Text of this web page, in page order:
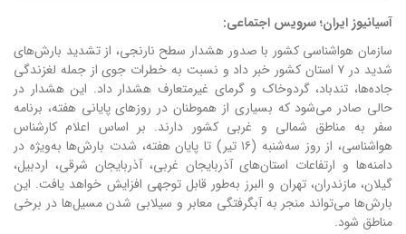
آسیانیوز ایران؛ سرویس اجتماعی:
سازمان هواشناسی کشور با صدور هشدار سطح نارنجی، از تشدید بارش‌های
شدید در ۷ استان کشور خبر داد و نسبت به خطرات جوی از جمله لغزندگی
جاده‌ها، تندباد، گردوخاک و گرمای غیرمتعارف هشدار داد. این هشدار در
حالی صادر می‌شود که بسیاری از هموطنان در روزهای پایانی هفته، برنامه
سفر به مناطق شمالی و غربی کشور دارند. بر اساس اعلام کارشناس
هواشناسی، از روز سه‌شنبه (۱۶ تیر) تا پایان هفته، شدت بارش‌ها به‌ویژه در
دامنه‌ها و ارتفاعات استان‌های آذربایجان غربی، آذربایجان شرقی، اردبیل،
گیلان، مازندران، تهران و البرز به‌طور قابل توجهی افزایش خواهد یافت. این
بارش‌ها می‌تواند منجر به آبگرفتگی معابر و سیلابی شدن مسیل‌ها در برخی
مناطق شود.